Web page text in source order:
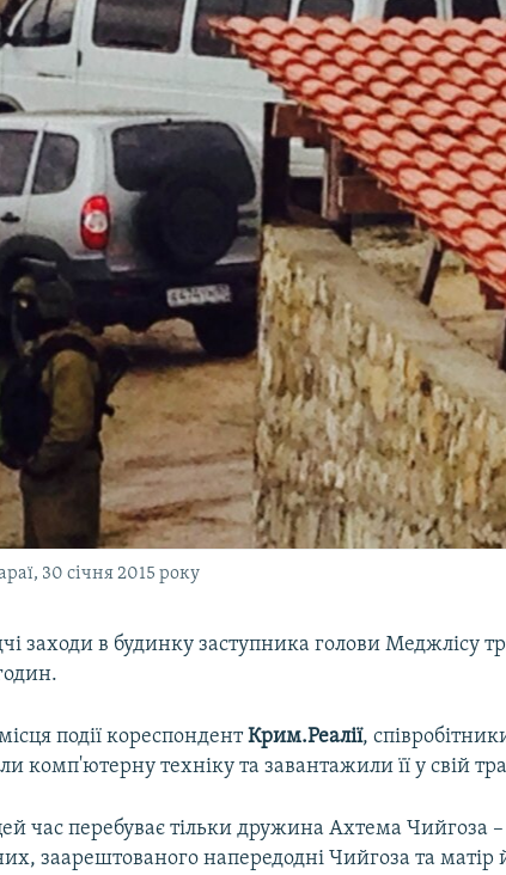
30 січня 2015 року
заходи в будинку заступника голови Меджлісу
події кореспондентКрим.Реалії,
комп'ютерну техніку та завантажили її у свій
час перебуває тільки дружина Ахтема Чийгоза
заарештованого напередодні Чийгоза та